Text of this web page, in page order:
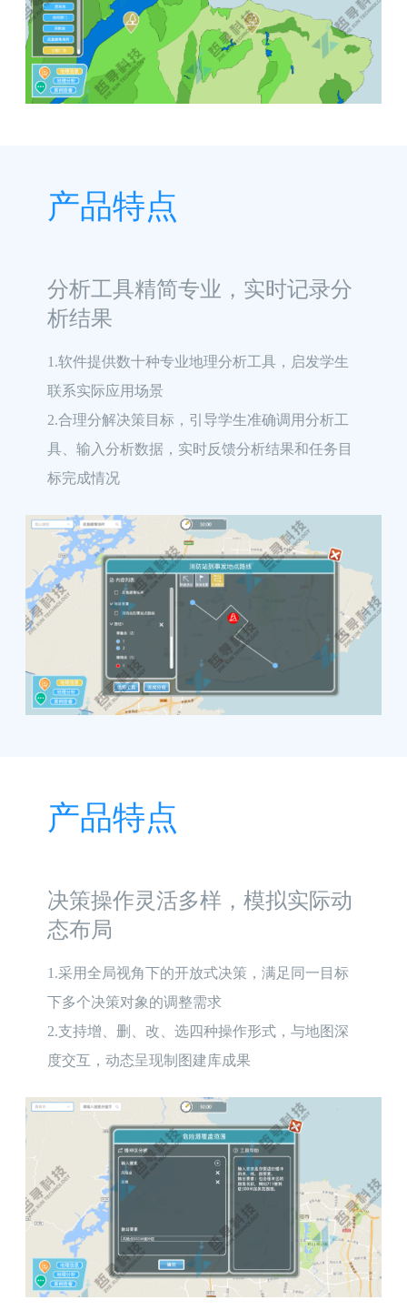
产品特点
分析工具精简专业，实时记录分
析结果
1.软件提供数十种专业地理分析工具，启发学生
联系实际应用场景
2.合理分解决策目标，引导学生准确调用分析工
具、输入分析数据，实时反馈分析结果和任务目
标完成情况
产品特点
决策操作灵活多样，模拟实际动
态布局
1.采用全局视角下的开放式决策，满足同一目标
下多个决策对象的调整需求
2.支持增、删、改、选四种操作形式，与地图深
度交互，动态呈现制图建库成果